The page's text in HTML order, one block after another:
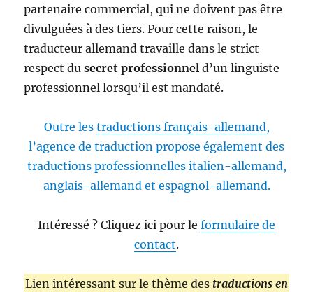
partenaire commercial, qui ne doivent pas être
divulguées à des tiers. Pour cette raison, le
traducteur allemand travaille dans le strict
respect dusecret professionnel d’un linguiste
professionnel lorsqu’il est mandaté.
Outre les traductions français-allemand,
l’agence de traduction propose également des
traductions professionnelles italien-allemand,
anglais-allemand et espagnol-allemand.
Intéressé ? Cliquez ici pour le formulaire de
contact.
Lien intéressant sur le thème des traductions en